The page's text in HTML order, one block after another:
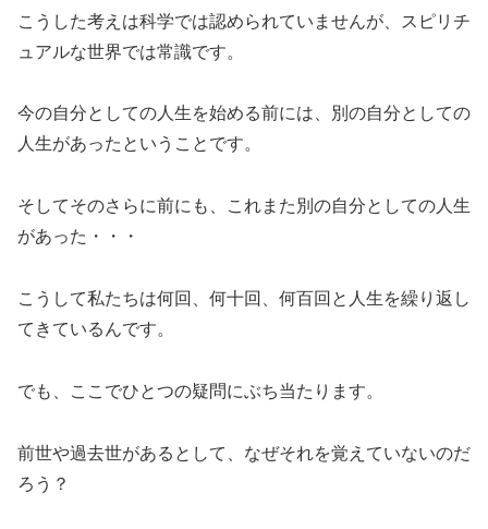
こうした考えは科学では認められていませんが、スピリチ
ュアルな世界では常識です。
今の自分としての人生を始める前には、別の自分としての
人生があったということです。
そしてそのさらに前にも、これまた別の自分としての人生
があった・・・
こうして私たちは何回、何十回、何百回と人生を繰り返し
てきているんです。
でも、ここでひとつの疑問にぶち当たります。
前世や過去世があるとして、なぜそれを覚えていないのだ
ろう？